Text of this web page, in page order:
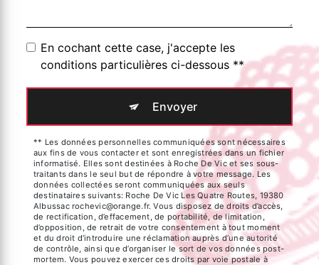
En cochant cette case, j'accepte les
conditions particulières ci-dessous **
Envoyer
** Les données personnelles communiquées sont nécessaires
aux fins de vous contacter et sont enregistrées dans un fichier
informatisé. Elles sont destinées à Roche De Vic et ses sous-
traitants dans le seul but de répondre à votre message. Les
données collectées seront communiquées aux seuls
destinataires suivants: Roche De Vic Les Quatre Routes, 19380
Albussac rochevic@orange.fr. Vous disposez de droits d’accès,
de rectification, d’effacement, de portabilité, de limitation,
d’opposition, de retrait de votre consentement à tout moment
et du droit d’introduire une réclamation auprès d’une autorité
de contrôle, ainsi que d’organiser le sort de vos données post-
mortem. Vous pouvez exercer ces droits par voie postale à